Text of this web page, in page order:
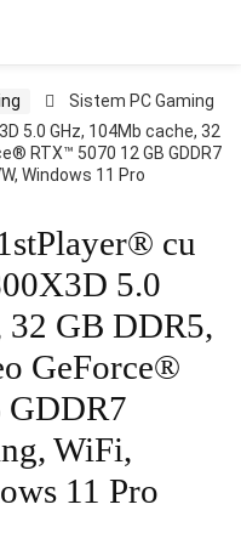
Sistem PC Gaming
5.0 GHz, 104Mb cache, 32
RTX™ 5070 12 GB GDDR7
Windows 11 Pro
cu
5.0
32 GB DDR5,
GeForce®
WiFi,
11 Pro